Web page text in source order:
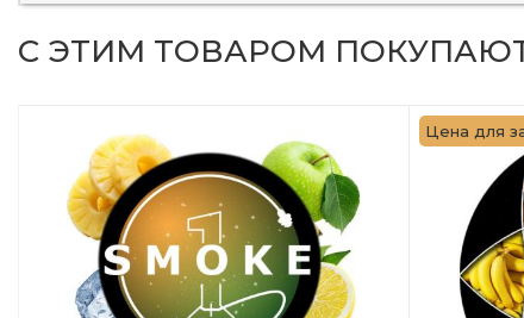
С ЭТИМ ТОВАРОМ
Цена для